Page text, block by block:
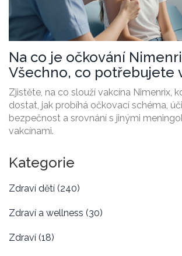
Na co je očkování
Všechno, co potřebujete
Zjistěte, na co slouží vakcína Nimenrix,
dostat, jak probíhá očkovací schéma,
bezpečnost a srovnání s jinými
vakcínami.
Kategorie
Zdraví dětí (240)
Zdraví a wellness (30)
Zdraví (18)